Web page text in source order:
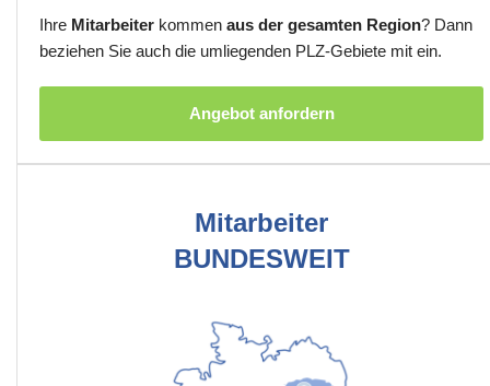
Ihre Mitarbeiter kommen aus der gesamten Region? Dann
beziehen Sie auch die umliegenden PLZ-Gebiete mit ein.
Angebot anfordern
Mitarbeiter
BUNDESWEIT